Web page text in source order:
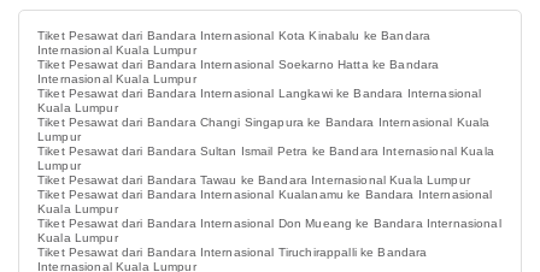
Tiket Pesawat dari Bandara Internasional Kota Kinabalu ke Bandara
Internasional Kuala Lumpur
Tiket Pesawat dari Bandara Internasional Soekarno Hatta ke Bandara
Internasional Kuala Lumpur
Tiket Pesawat dari Bandara Internasional Langkawi ke Bandara Internasional
Kuala Lumpur
Tiket Pesawat dari Bandara Changi Singapura ke Bandara Internasional Kuala
Lumpur
Tiket Pesawat dari Bandara Sultan Ismail Petra ke Bandara Internasional Kuala
Lumpur
Tiket Pesawat dari Bandara Tawau ke Bandara Internasional Kuala Lumpur
Tiket Pesawat dari Bandara Internasional Kualanamu ke Bandara Internasional
Kuala Lumpur
Tiket Pesawat dari Bandara Internasional Don Mueang ke Bandara Internasional
Kuala Lumpur
Tiket Pesawat dari Bandara Internasional Tiruchirappalli ke Bandara
Internasional Kuala Lumpur